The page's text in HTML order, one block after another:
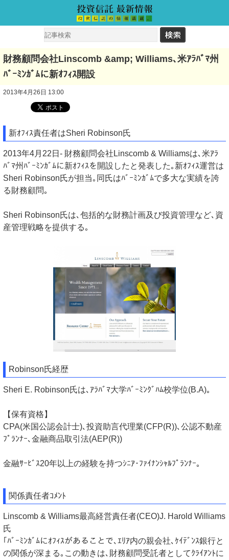
財務顧問会社Linscomb &amp; Williams､米ｱﾗﾊﾞﾏ州
ﾊﾞｰﾐﾝｶﾞﾑに新ｵﾌｨｽ開設
2013年4月26日 13:00
新ｵﾌｨｽ責任者はSheri Robinson氏
2013年4月22日- 財務顧問会社Linscomb & Williamsは､米ｱﾗ
ﾊﾞﾏ州ﾊﾞｰﾐﾝｶﾞﾑに新ｵﾌｨｽを開設したと発表した｡新ｵﾌｨｽ運営は
Sheri Robinson氏が担当｡同氏はﾊﾞｰﾐﾝｶﾞﾑで多大な実績を誇
る財務顧問｡
Sheri Robinson氏は､包括的な財務計画及び投資管理など､資
産管理戦略を提供する｡
Robinson氏経歴
Sheri E. Robinson氏は､ｱﾗﾊﾞﾏ大学ﾊﾞｰﾐﾝｸﾞﾊﾑ校学位(B.A)｡
【保有資格】
CPA(米国公認会計士)､投資助言代理業(CFP(R))､公認不動産
ﾌﾟﾗﾝﾅｰ､金融商品取引法(AEP(R))
金融ｻｰﾋﾞｽ20年以上の経験を持つｼﾆｱ･ﾌｧｲﾅﾝｼｬﾙﾌﾟﾗﾝﾅｰ｡
関係責任者ｺﾒﾝﾄ
Linscomb & Williams最高経営責任者(CEO)J. Harold Williams
氏
｢ﾊﾞｰﾐﾝｶﾞﾑにｵﾌｨｽがあることで､ｴﾘｱ内の親会社､ｹｲﾃﾞﾝｽ銀行と
の関係が深まる｡この動きは､財務顧問受託者としてｸﾗｲｱﾝﾄに